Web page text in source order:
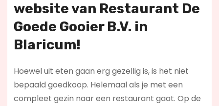
website van Restaurant De
Goede Gooier B.V. in
Blaricum!
Hoewel uit eten gaan erg gezellig is, is het niet
bepaald goedkoop. Helemaal als je met een
compleet gezin naar een restaurant gaat. Op de